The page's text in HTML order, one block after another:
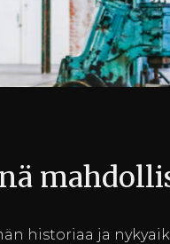
historiaa ja